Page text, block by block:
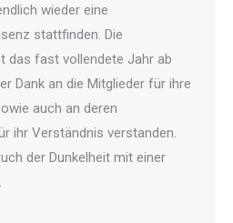
wieder eine
stattfinden. Die
das fast vollendete Jahr ab
Dank an die Mitglieder für ihre
auch an deren
ihr Verständnis verstanden.
der Dunkelheit mit einer